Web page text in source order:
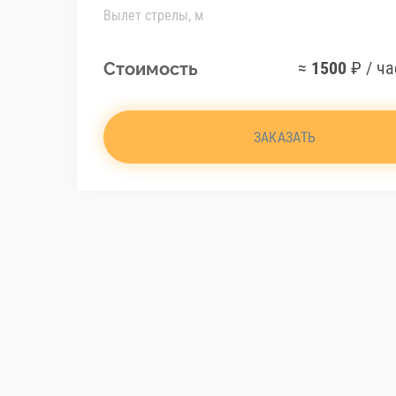
Вылет стрелы, м
Стоимость ≈ 1500 ₽ /
ЗАКАЗАТЬ